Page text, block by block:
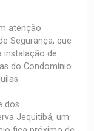
atenção
Segurança, que
instalação de
do Condomínio
dos
Jequitibá, um